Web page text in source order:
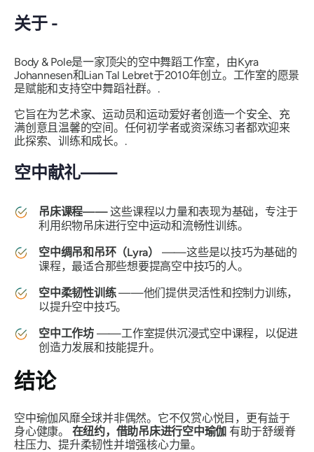
关于 -
Body & Pole是一家顶尖的空中舞蹈工作室，由Kyra
Johannesen和Lian Tal Lebret于2010年创立。工作室的愿景
是赋能和支持空中舞蹈社群。.
它旨在为艺术家、运动员和运动爱好者创造一个安全、充
满创意且温馨的空间。任何初学者或资深练习者都欢迎来
此探索、训练和成长。.
空中献礼——
吊床课程——这些课程以力量和表现为基础，专注于
利用织物吊床进行空中运动和流畅性训练。
空中绸吊和吊环（Lyra）
——这些是以技巧为基础的
课程，最适合那些想要提高空中技巧的人。
空中柔韧性训练——他们提供灵活性和控制力训练，
以提升空中技巧。
空中工作坊——工作室提供沉浸式空中课程，以促进
创造力发展和技能提升。
结论
空中瑜伽风靡全球并非偶然。它不仅赏心悦目，更有益于
身心健康。 在纽约，借助吊床进行空中瑜伽 有助于舒缓脊
柱压力、提升柔韧性并增强核心力量。